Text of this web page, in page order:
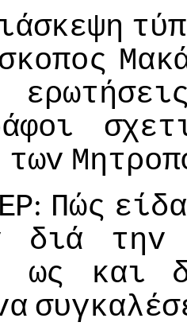
τωv
ΕΡ: Πώς
διά
τηv
ως και